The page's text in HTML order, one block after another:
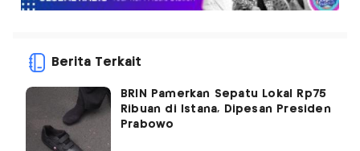
Berita Terkait
BRIN Pamerkan Sepatu Lokal Rp75
Ribuan di Istana, Dipesan Presiden
Prabowo